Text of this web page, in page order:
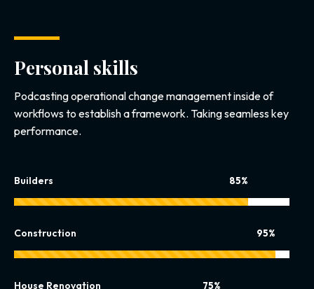
Personal skills
Podcasting operational change management inside of
workflows to establish a framework. Taking seamless key
performance.
Builders 85%
Construction 95%
House Renovation 75%